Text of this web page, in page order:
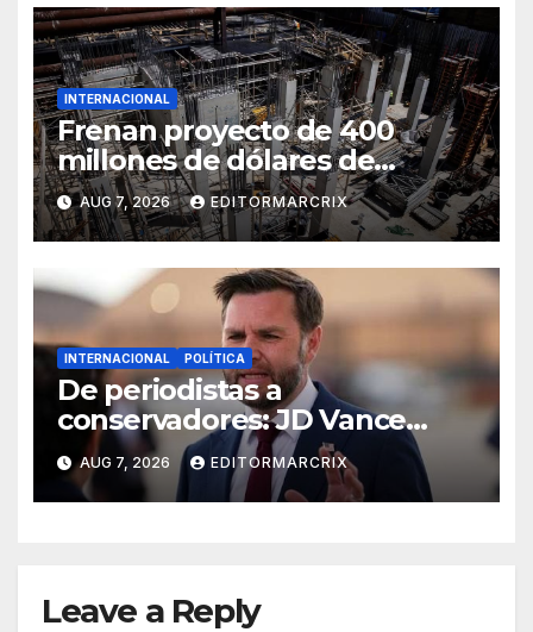
INTERNACIONAL
Frenan proyecto de 400
millones de dólares de
Trump en la Casa Blanca
AUG 7, 2026 EDITORMARCRIX
INTERNACIONAL POLÍTICA
De periodistas a
conservadores: JD Vance
intensifica sus ataques desde
las redes
AUG 7, 2026 EDITORMARCRIX
Leave a Reply